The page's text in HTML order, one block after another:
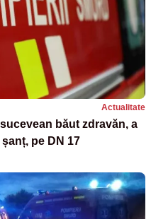
Actualitate
băut zdravăn, a
pe DN 17